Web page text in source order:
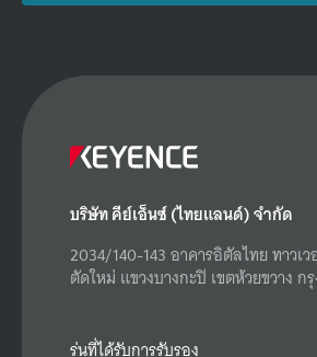
บริษัท คีย์เอ็นซ์ (ไทยแลนด์) จำกัด
2034/140-143 อาคารอิตัลไทย ทาวเ
ตัดใหม่ แขวงบางกะปิ เขตห้วยขวาง ก
รุ่นที่ได้รับการรับรอง